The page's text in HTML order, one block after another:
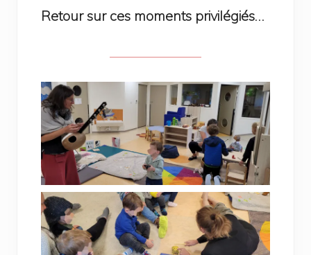
Retour sur ces moments privilégiés…